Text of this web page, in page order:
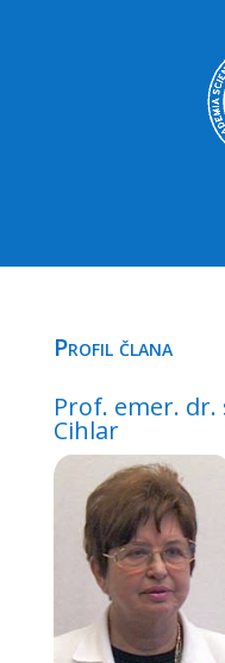
Profil člana
Prof. emer. dr.
Cihlar